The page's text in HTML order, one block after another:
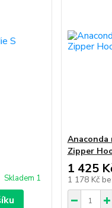
Skladem 1
Anaconda
Zipper
1 425
1 178 Kč